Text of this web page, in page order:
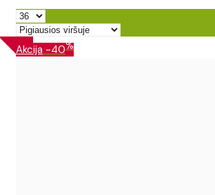
Akcija -40%